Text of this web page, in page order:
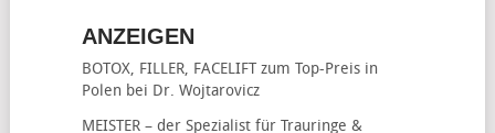
ANZEIGEN
BOTOX, FILLER, FACELIFTzum Top-Preis in
Polen bei Dr. Wojtarovicz
MEISTER – der Spezialist für Trauringe &